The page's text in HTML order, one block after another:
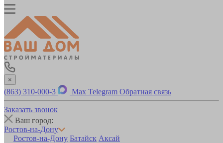
×
(863) 310-000-3 Max Telegram Обратная связь
Заказать звонок
Ваш город:
Ростов-на-Дону
Ростов-на-Дону Батайск Аксай